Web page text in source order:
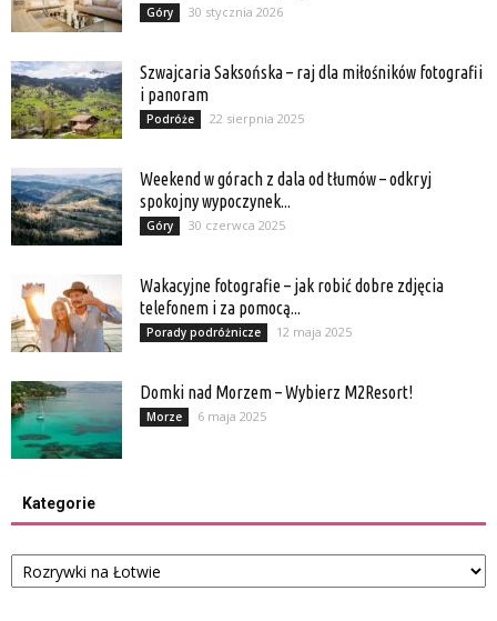
Góry 30 stycznia 2026
Szwajcaria Saksońska – raj dla miłośników fotografii
i panoram
Podróże 22 sierpnia 2025
Weekend w górach z dala od tłumów – odkryj
spokojny wypoczynek...
Góry 30 czerwca 2025
Wakacyjne fotografie – jak robić dobre zdjęcia
telefonem i za pomocą...
Porady podróżnicze 12 maja 2025
Domki nad Morzem – Wybierz M2Resort!
Morze 6 maja 2025
Kategorie
Kategorie